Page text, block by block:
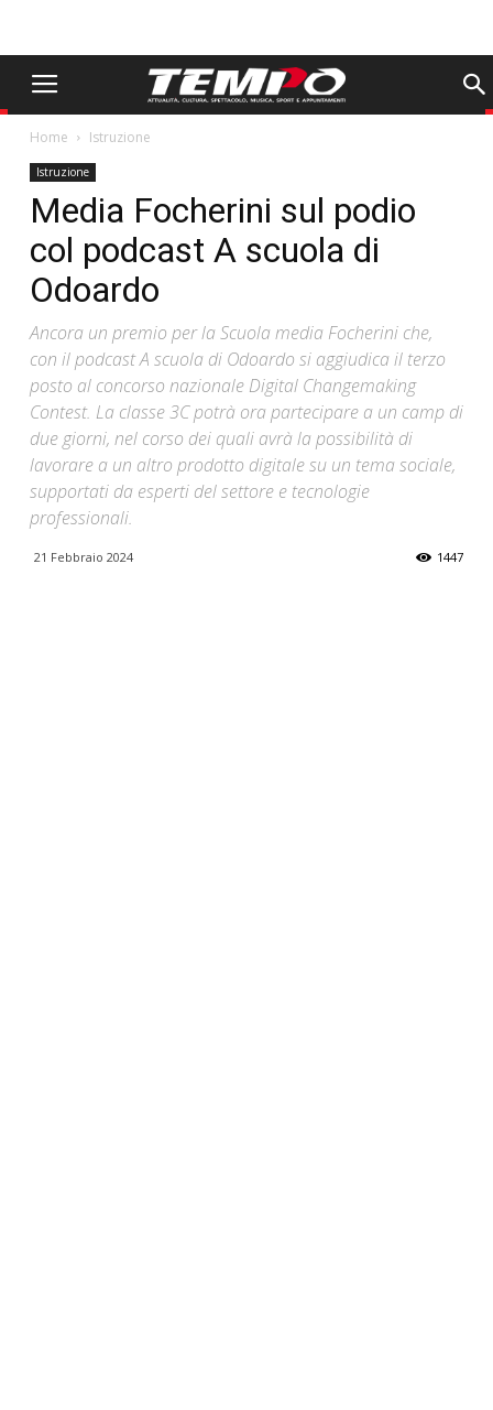
Home Istruzione
Istruzione
Media Focherini sul podio
col podcast A scuola di
Odoardo
Ancora un premio per la Scuola media Focherini che,
con il podcast A scuola di Odoardo si aggiudica il terzo
posto al concorso nazionale Digital Changemaking
Contest. La classe 3C potrà ora partecipare a un camp di
due giorni, nel corso dei quali avrà la possibilità di
lavorare a un altro prodotto digitale su un tema sociale,
supportati da esperti del settore e tecnologie
professionali.
21 Febbraio 2024 1447